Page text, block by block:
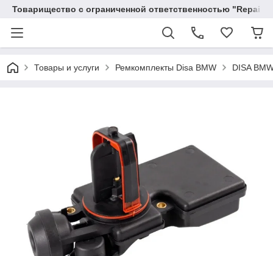
Товарищество с ограниченной ответственностью
Товары и услуги Ремкомплекты Disa BMW DISA